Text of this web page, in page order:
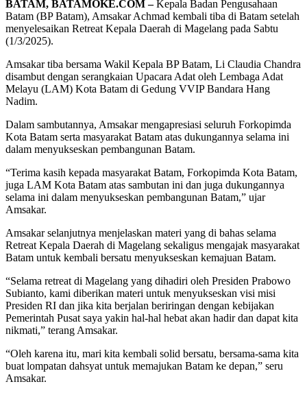
BATAM, BATAMOKE.COM –Kepala Badan Pengusahaan
Batam (BP Batam), Amsakar Achmad kembali tiba di Batam setelah
menyelesaikan Retreat Kepala Daerah di Magelang pada Sabtu
(1/3/2025).
Amsakar tiba bersama Wakil Kepala BP Batam, Li Claudia Chandra
disambut dengan serangkaian Upacara Adat oleh Lembaga Adat
Melayu (LAM) Kota Batam di Gedung VVIP Bandara Hang
Nadim.
Dalam sambutannya, Amsakar mengapresiasi seluruh Forkopimda
Kota Batam serta masyarakat Batam atas dukungannya selama ini
dalam menyukseskan pembangunan Batam.
“Terima kasih kepada masyarakat Batam, Forkopimda Kota Batam,
juga LAM Kota Batam atas sambutan ini dan juga dukungannya
selama ini dalam menyukseskan pembangunan Batam,” ujar
Amsakar.
Amsakar selanjutnya menjelaskan materi yang di bahas selama
Retreat Kepala Daerah di Magelang sekaligus mengajak masyarakat
Batam untuk kembali bersatu menyukseskan kemajuan Batam.
“Selama retreat di Magelang yang dihadiri oleh Presiden Prabowo
Subianto, kami diberikan materi untuk menyukseskan visi misi
Presiden RI dan jika kita berjalan beriringan dengan kebijakan
Pemerintah Pusat saya yakin hal-hal hebat akan hadir dan dapat kita
nikmati,” terang Amsakar.
“Oleh karena itu, mari kita kembali solid bersatu, bersama-sama kita
buat lompatan dahsyat untuk memajukan Batam ke depan,” seru
Amsakar.